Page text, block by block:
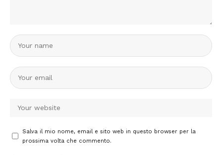
Salva il mio nome, email e sito web in questo browser per la
prossima volta che commento.